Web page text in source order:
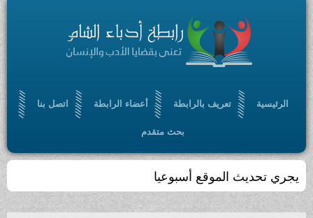
الرئيسية تعريف بالرابطة أعضاء الرابطة اتصل بنا
بحث متقدم
يجري تحديث الموقع أسبوعيا